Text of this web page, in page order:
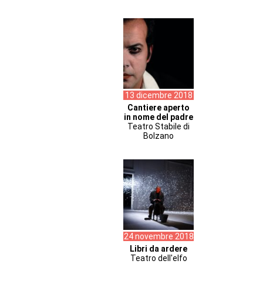
13 dicembre 2018
Cantiere aperto
in nome del padre
Teatro Stabile di
Bolzano
24 novembre 2018
Libri da ardere
Teatro dell'elfo